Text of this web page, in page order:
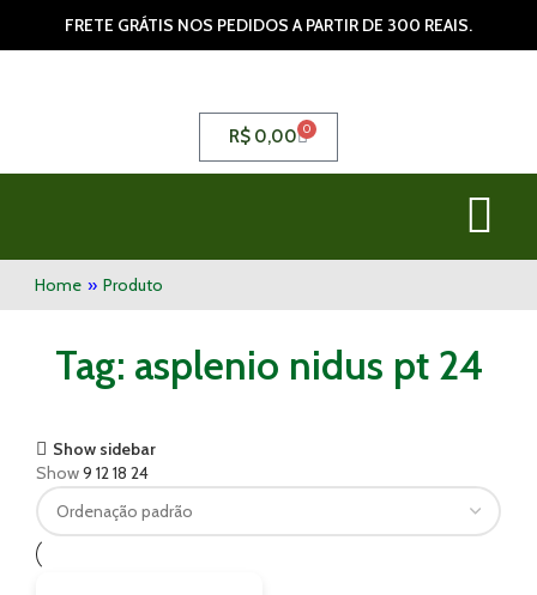
FRETE GRÁTIS NOS PEDIDOS A PARTIR DE 300 REAIS.
R$ 0,00 0
Home » Produto
Tag: asplenio nidus pt 24
Show sidebar
Show9 1218 24